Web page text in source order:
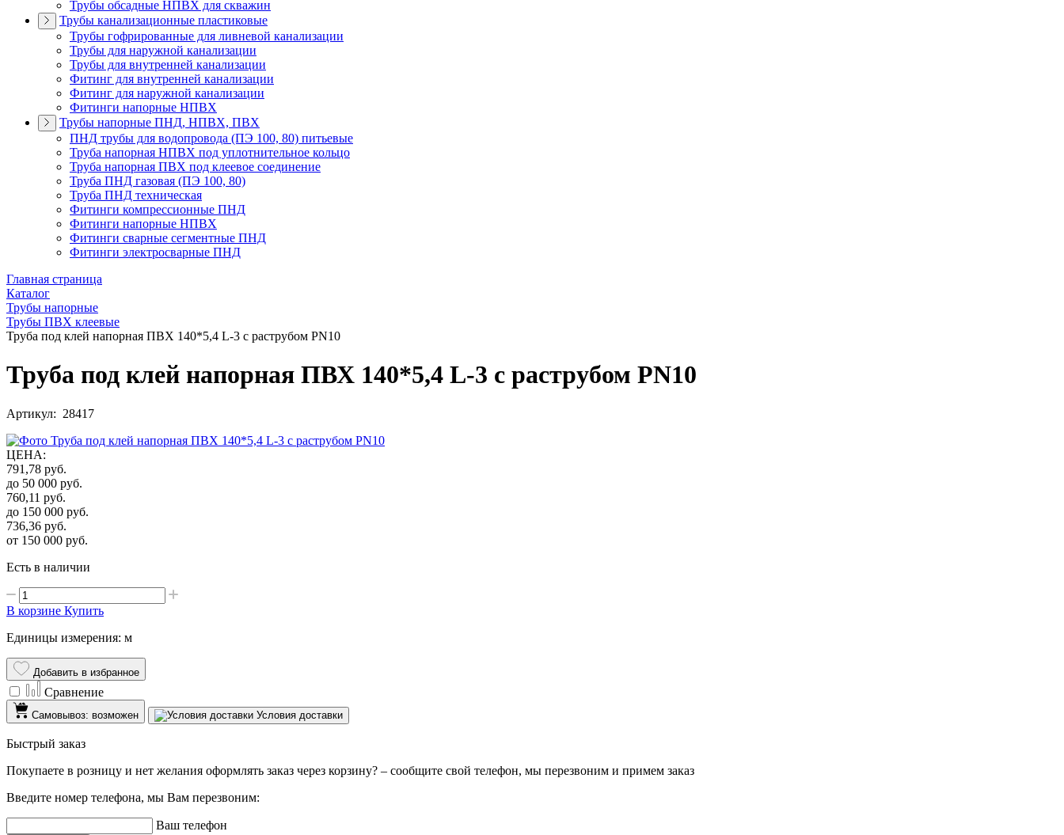
Трубы обсадные НПВХ для скважин
Трубы канализационные пластиковые
Трубы гофрированные для ливневой канализации
Трубы для наружной канализации
Трубы для внутренней канализации
Фитинг для внутренней канализации
Фитинг для наружной канализации
Фитинги напорные НПВХ
Трубы напорные ПНД, НПВХ, ПВХ
ПНД трубы для водопровода (ПЭ 100, 80) питьевые
Труба напорная НПВХ под уплотнительное кольцо
Труба напорная ПВХ под клеевое соединение
Труба ПНД газовая (ПЭ 100, 80)
Труба ПНД техническая
Фитинги компрессионные ПНД
Фитинги напорные НПВХ
Фитинги сварные сегментные ПНД
Фитинги электросварные ПНД
Главная страница
Каталог
Трубы напорные
Трубы ПВХ клеевые
Труба под клей напорная ПВХ 140*5,4 L-3 с раструбом PN10
Труба под клей напорная ПВХ 140*5,4 L-3 с раструбом PN10
Артикул: 28417
ЦЕНА:
791,78 руб.
до 50 000 руб.
760,11 руб.
до 150 000 руб.
736,36 руб.
от 150 000 руб.
Есть в наличии
В корзине Купить
Единицы измерения: м
Добавить в избранное
Сравнение
Самовывоз: возможен Условия доставки
Быстрый заказ
Покупаете в розницу и нет желания оформлять заказ через корзину? – сообщите свой телефон, мы перезвоним и примем заказ
Введите номер телефона, мы Вам перезвоним:
Ваш телефон